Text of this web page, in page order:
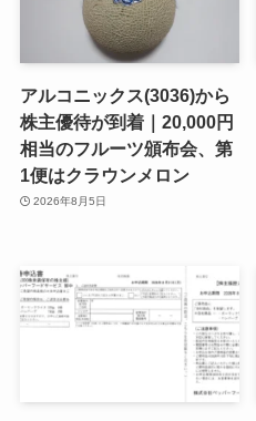
アルコニックス(3036)から
株主優待が到着｜20,000円
相当のフルーツ頒布会、第
1便はクラウンメロン
2026年8月5日